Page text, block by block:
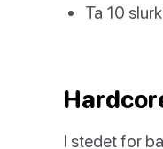
Ta 10
I stedet for